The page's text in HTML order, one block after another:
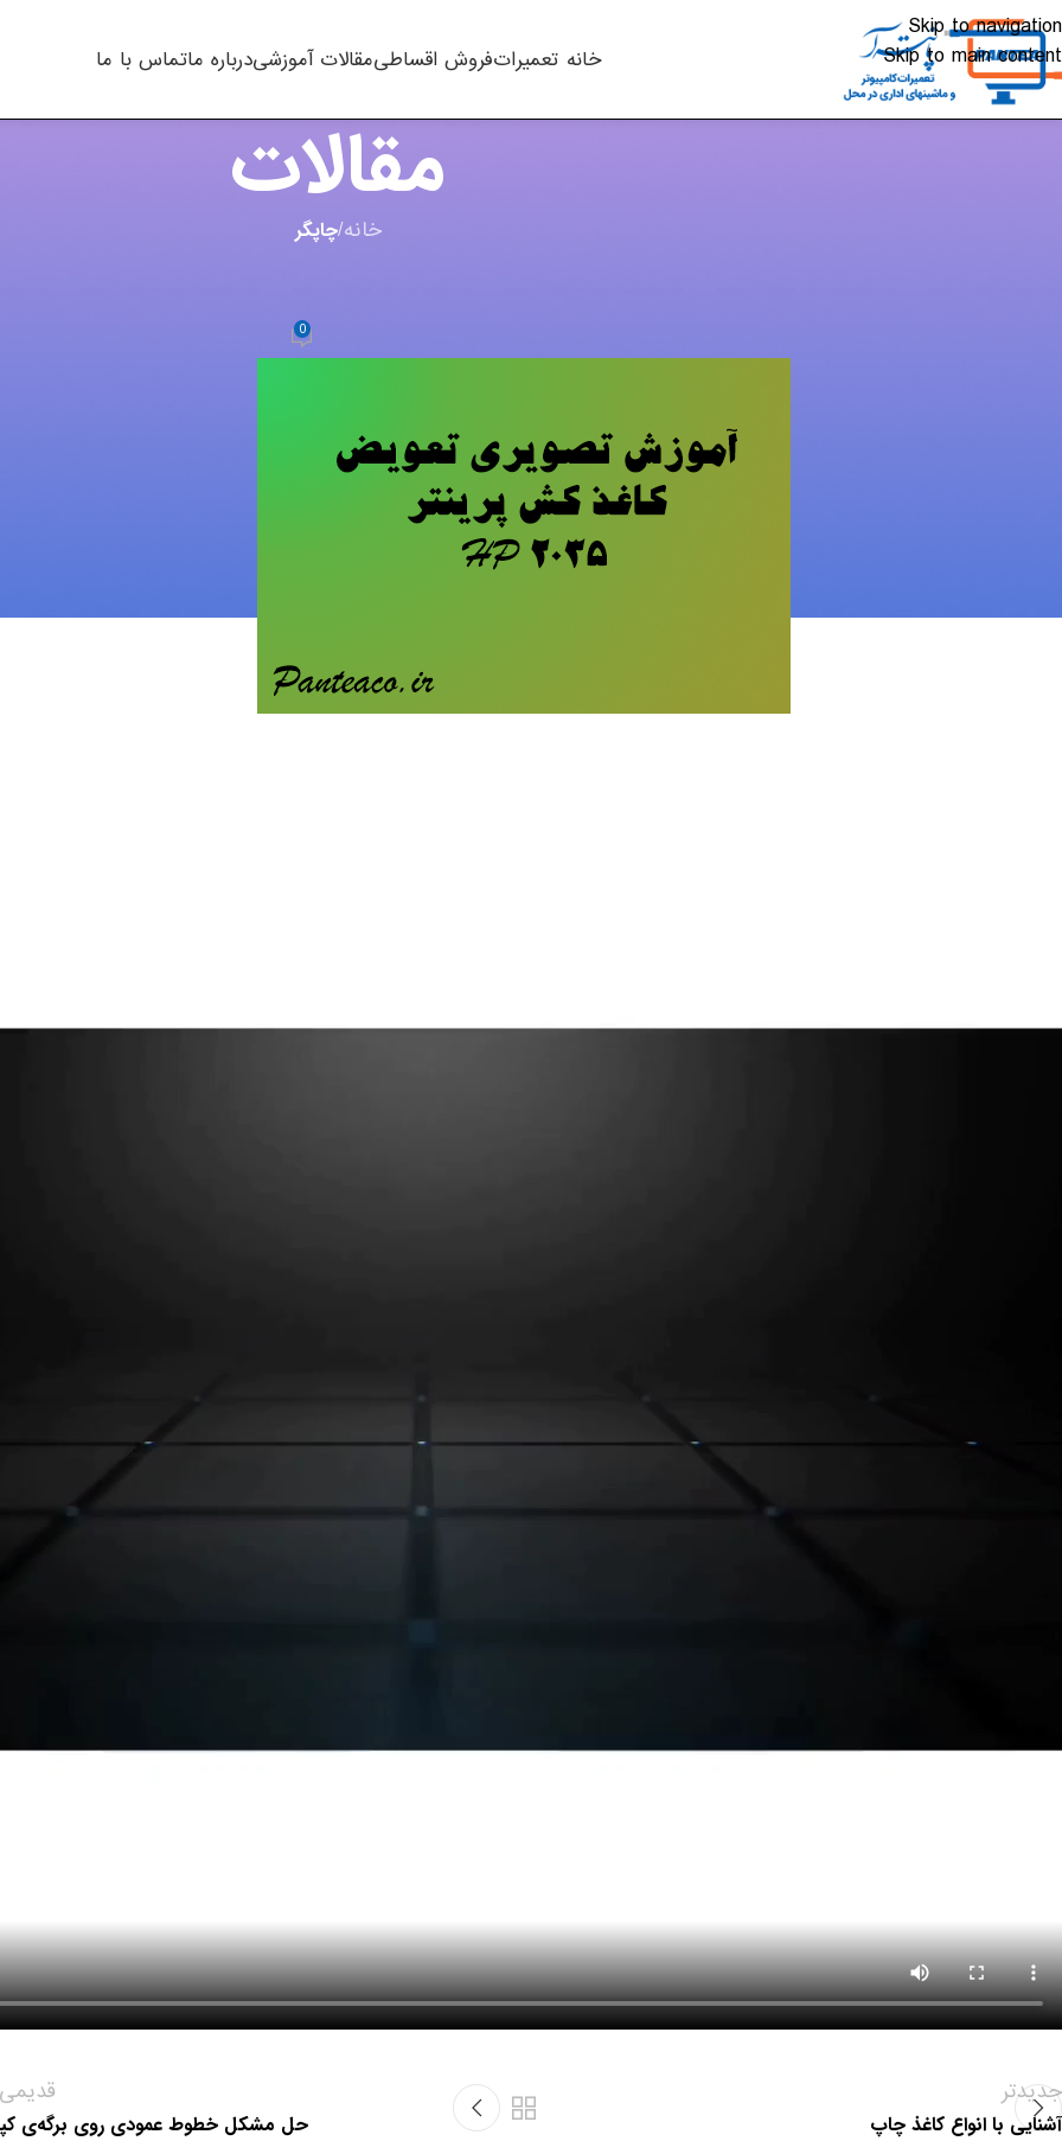
Skip to navigation
Skip to main content
خانه تعمیراتفروش اقساطیمقالات آموزشیدرباره ماتماس با ما
مقالات
خانه/چاپگر
0
جدیدتر
آشنایی با انواع کاغذ چاپ حل مشکل خطوط عمودی روی برگه‌ی